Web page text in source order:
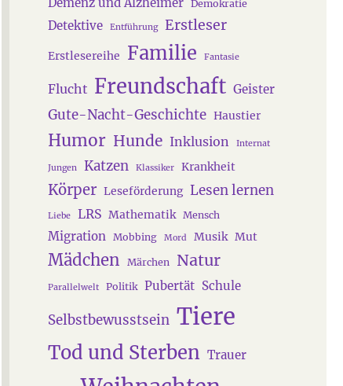
Demenz und Alzheimer Demokratie
Detektive Entführung Erstleser
Erstlesereihe Familie Fantasie
Flucht Freundschaft Geister
Gute-Nacht-Geschichte Haustier
Humor Hunde Inklusion Internat
Jungen Katzen Klassiker Krankheit
Körper Leseförderung Lesen lernen
Liebe LRS Mathematik Mensch
Migration Mobbing Mord Musik Mut
Mädchen Märchen Natur
Parallelwelt Politik Pubertät Schule
Selbstbewusstsein Tiere
Tod und Sterben Trauer